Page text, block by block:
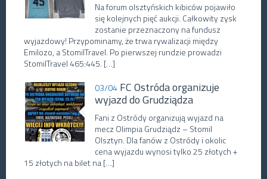
Na forum olsztyńskich kibiców pojawiło
się kolejnych pięć aukcji. Całkowity zysk
zostanie przeznaczony na fundusz
wyjazdowy! Przypominamy, że trwa rywalizacji między
Emilozo, a StomilTravel. Po pierwszej rundzie prowadzi
StomilTravel 465:445. […]
03/04 FC Ostróda organizuje
wyjazd do Grudziądza
Fani z Ostródy organizują wyjazd na
mecz Olimpia Grudziądz – Stomil
Olsztyn. Dla fanów z Ostródy i okolic
cena wyjazdu wynosi tylko 25 złotych +
15 złotych na bilet na […]